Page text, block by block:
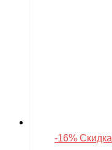
-16% Скидка